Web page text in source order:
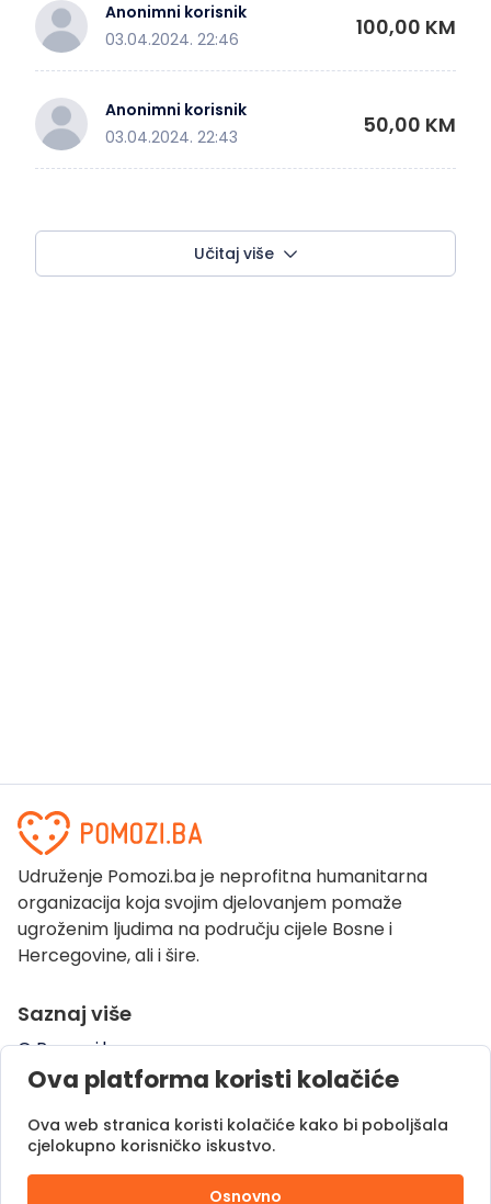
Anonimni korisnik
03.04.2024. 22:46
100,00 KM
Anonimni korisnik
03.04.2024. 22:43
50,00 KM
Učitaj više
Udruženje Pomozi.ba je neprofitna humanitarna
organizacija koja svojim djelovanjem pomaže
ugroženim ljudima na području cijele Bosne i
Hercegovine, ali i šire.
Saznaj više
O Pomozi.ba
Pogledaj kampanje
Naše uspješne priče
Pomozi.ba Novosti
Kontaktirajte nas
Ova platforma koristi kolačiće
Ova web stranica koristi kolačiće kako bi poboljšala
cjelokupno korisničko iskustvo.
Osnovno